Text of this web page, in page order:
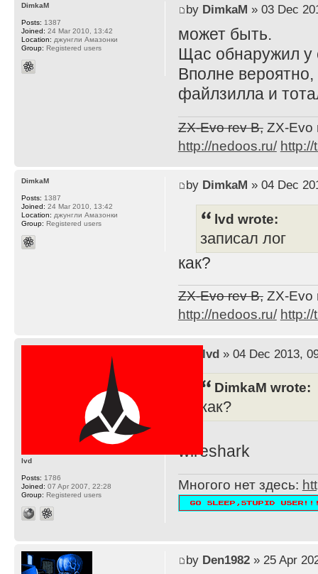
by DimkaM » 03 Dec
может быть.
Щас обнаружил у
Вполне
файлзилла и
ZX-Evo rev B,ZX-Evo
http://nedoos.ru/
DimkaM
Posts: 1387
Joined: 24 Mar 2010, 13:42
Location: джунгли Амазонки
Group: Registered users
by DimkaM » 04 Dec
lvd wrote:
записал лог
как?
ZX-Evo rev B,ZX-Evo
http://nedoos.ru/
DimkaM
Posts: 1387
Joined: 24 Mar 2010, 13:42
Location: джунгли Амазонки
Group: Registered users
lvd» 04 Dec 2013,
DimkaM wrote:
как?
wireshark
Многого нет здесь:
lvd
Posts: 1786
Joined: 07 Apr 2007, 22:28
Group: Registered users
by Den1982» 25 Apr